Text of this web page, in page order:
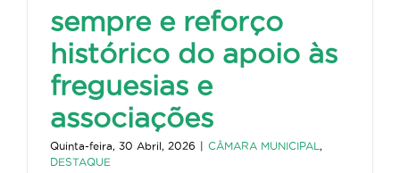
sempre e reforço
histórico do apoio às
freguesias e
associações
Quinta-feira, 30 Abril, 2026 | CÂMARA MUNICIPAL ,
DESTAQUE